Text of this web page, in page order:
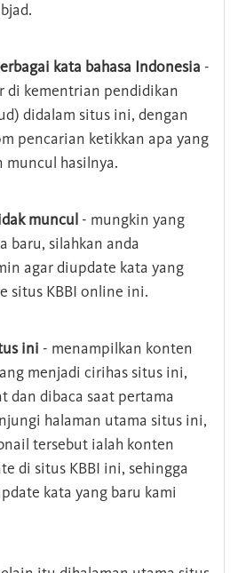
kata bahasa Indonesia -
di kementrian pendidikan
didalam situs ini, dengan
pencarian ketikkan apa yang
muncul hasilnya.
muncul - mungkin yang
baru, silahkan anda
agar diupdate kata yang
situs KBBI online ini.
ini - menampilkan konten
menjadi cirihas situs ini,
dan dibaca saat pertama
halaman utama situs ini,
tersebut ialah konten
di situs KBBI ini, sehingga
kata yang baru kami